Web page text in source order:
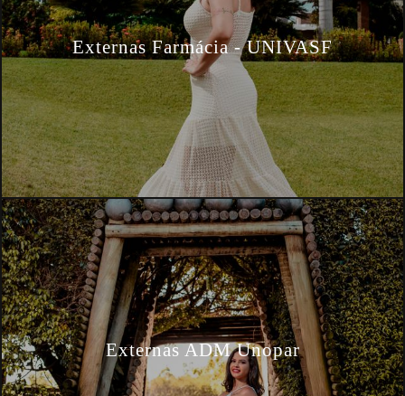
Externas Farmácia - UNIVASF
Externas ADM Unopar